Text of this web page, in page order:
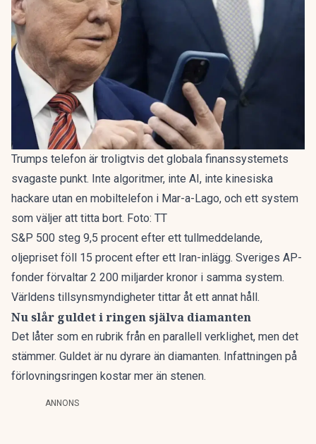
Trumps telefon är troligtvis det globala finanssystemets
svagaste punkt. Inte algoritmer, inte AI, inte kinesiska
hackare utan en mobiltelefon i Mar-a-Lago, och ett system
som väljer att titta bort. Foto: TT
S&P 500 steg 9,5 procent efter ett tullmeddelande,
oljepriset föll 15 procent efter ett Iran-inlägg. Sveriges AP-
fonder förvaltar 2 200 miljarder kronor i samma system.
Världens tillsynsmyndigheter tittar åt ett annat håll.
Nu slår guldet i ringen själva diamanten
Det låter som en rubrik från en parallell verklighet, men det
stämmer. Guldet är nu dyrare än diamanten. Infattningen på
förlovningsringen kostar mer än stenen.
ANNONS